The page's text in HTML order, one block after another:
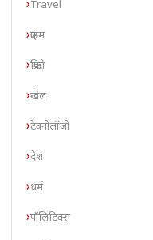
Travel
क्राइम
क्रिप्टो
खेल
टेक्नोलॉजी
देश
धर्म
पॉलिटिक्स